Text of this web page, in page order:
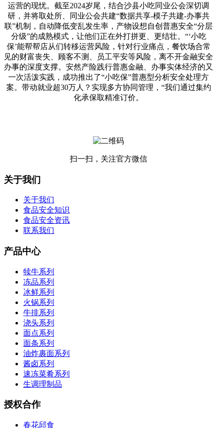
运营的现忧。截至2024岁尾，结合沙县小吃同业公会深切调
研，并将取处所、同业公会共建“数据共享-模子共建-办事共
联”机制，自动降低变乱发生率，产物设想自创普惠安全“分层
分级”的成熟模式，让他们正在外打拼更、更结壮。“‘小吃
保’能帮帮店从们转移运营风险，针对行业痛点，餐饮场合常
见的财富丧失、顾客不测、员工平安等风险，离不开金融安全
办事的深度支撑。安然产险践行普惠金融、办事实体经济的又
一次活泼实践，成功推出了“小吃保”普惠型分析安全处理方
案。带动就业超30万人？实现多方协同管理，“我们通过集约
化承保取精准订价。
扫一扫，关注官方微信
关于我们
关于我们
食品安全知识
食品安全资讯
联系我们
产品中心
犊牛系列
冻品系列
冰鲜系列
火锅系列
牛排系列
浇头系列
面点系列
面条系列
油炸裹面系列
酱卤系列
速冻菜肴系列
生调理制品
授权合作
春花邱食